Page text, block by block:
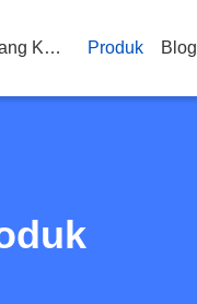
Tentang Kami Produk Blog